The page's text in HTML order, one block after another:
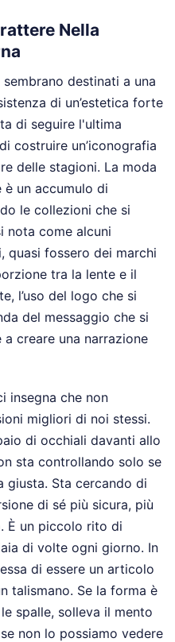
Nella
destinati a una
di un’estetica forte
di seguire l'ultima
costruire un’iconografia
delle stagioni. La moda
un accumulo di
le collezioni che si
nota come alcuni
quasi fossero dei marchi
tra la lente e il
l’uso del logo che si
del messaggio che si
creare una narrazione
insegna che non
migliori di noi stessi.
di occhiali davanti allo
sta controllando solo se
giusta. Sta cercando di
di sé più sicura, più
È un piccolo rito di
di volte ogni giorno. In
di essere un articolo
talismano. Se la forma è
spalle, solleva il mento
non lo possiamo vedere